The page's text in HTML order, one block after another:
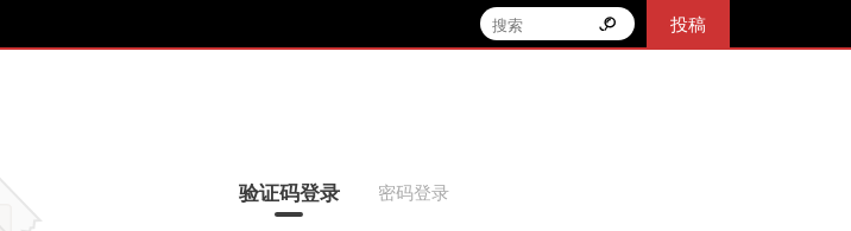
投稿
验证码登录 密码登录